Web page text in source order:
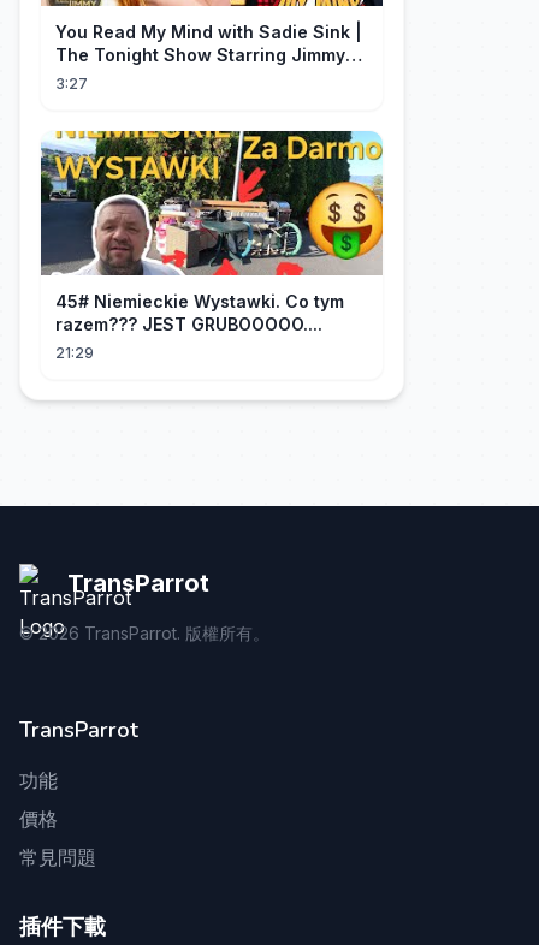
You Read My Mind with Sadie Sink |
The Tonight Show Starring Jimmy
Fallon
3:27
45# Niemieckie Wystawki. Co tym
razem??? JEST GRUBOOOOO....
21:29
TransParrot
©2026 TransParrot. 版權所有。
TransParrot
功能
價格
常見問題
插件下載